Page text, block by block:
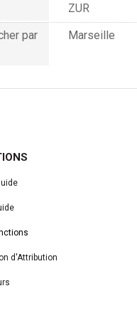
ZUR
par
Marseille
d'Attribution